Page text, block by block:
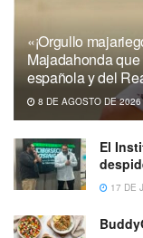
«¡Orgullo
Majadahonda
española y del
8 DE AGOSTO DE 2026
El
17 DE